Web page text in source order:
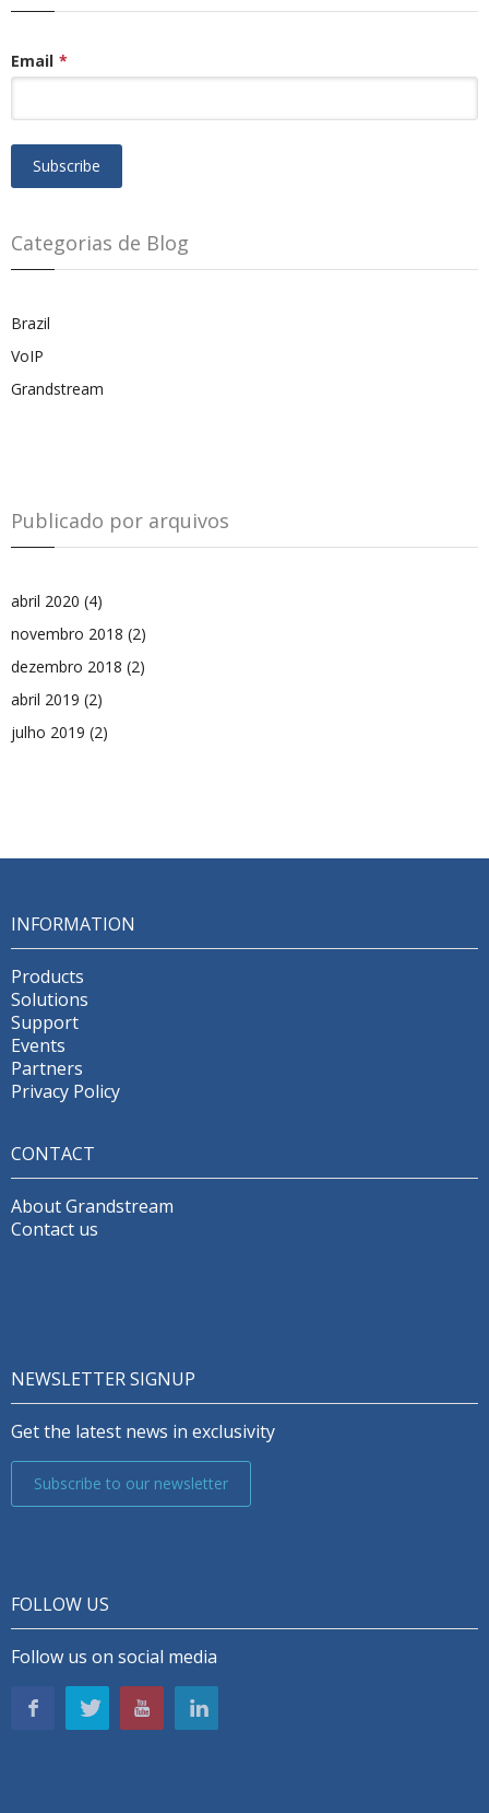
Email *
Categorias de Blog
Brazil
VoIP
Grandstream
Publicado por arquivos
abril 2020 (4)
novembro 2018 (2)
dezembro 2018 (2)
abril 2019 (2)
julho 2019 (2)
INFORMATION
Products
Solutions
Support
Events
Partners
Privacy Policy
CONTACT
About Grandstream
Contact us
NEWSLETTER SIGNUP
Get the latest news in exclusivity
Subscribe to our newsletter
FOLLOW US
Follow us on social media